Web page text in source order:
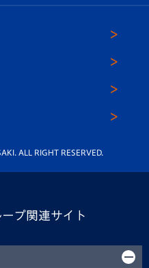
ALL RIGHT RESERVED.
プ関連サイト